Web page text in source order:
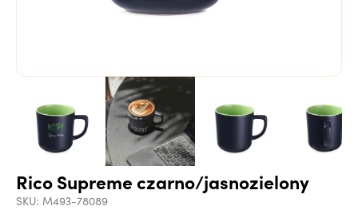
Rico Supreme czarno/jasnozielony
SKU: M493-78089